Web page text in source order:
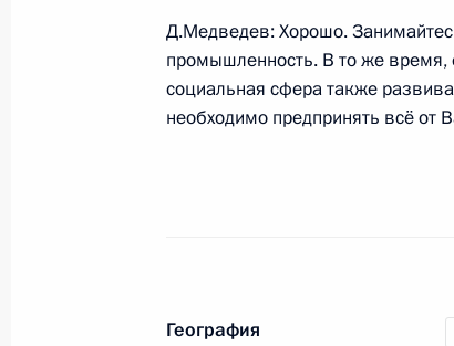
Телефонный разговор с
Сингхом
Д.Медведев: Хорошо.
промышленность. В то же время,
социальная сфера также
необходимо предпринять всё от
География